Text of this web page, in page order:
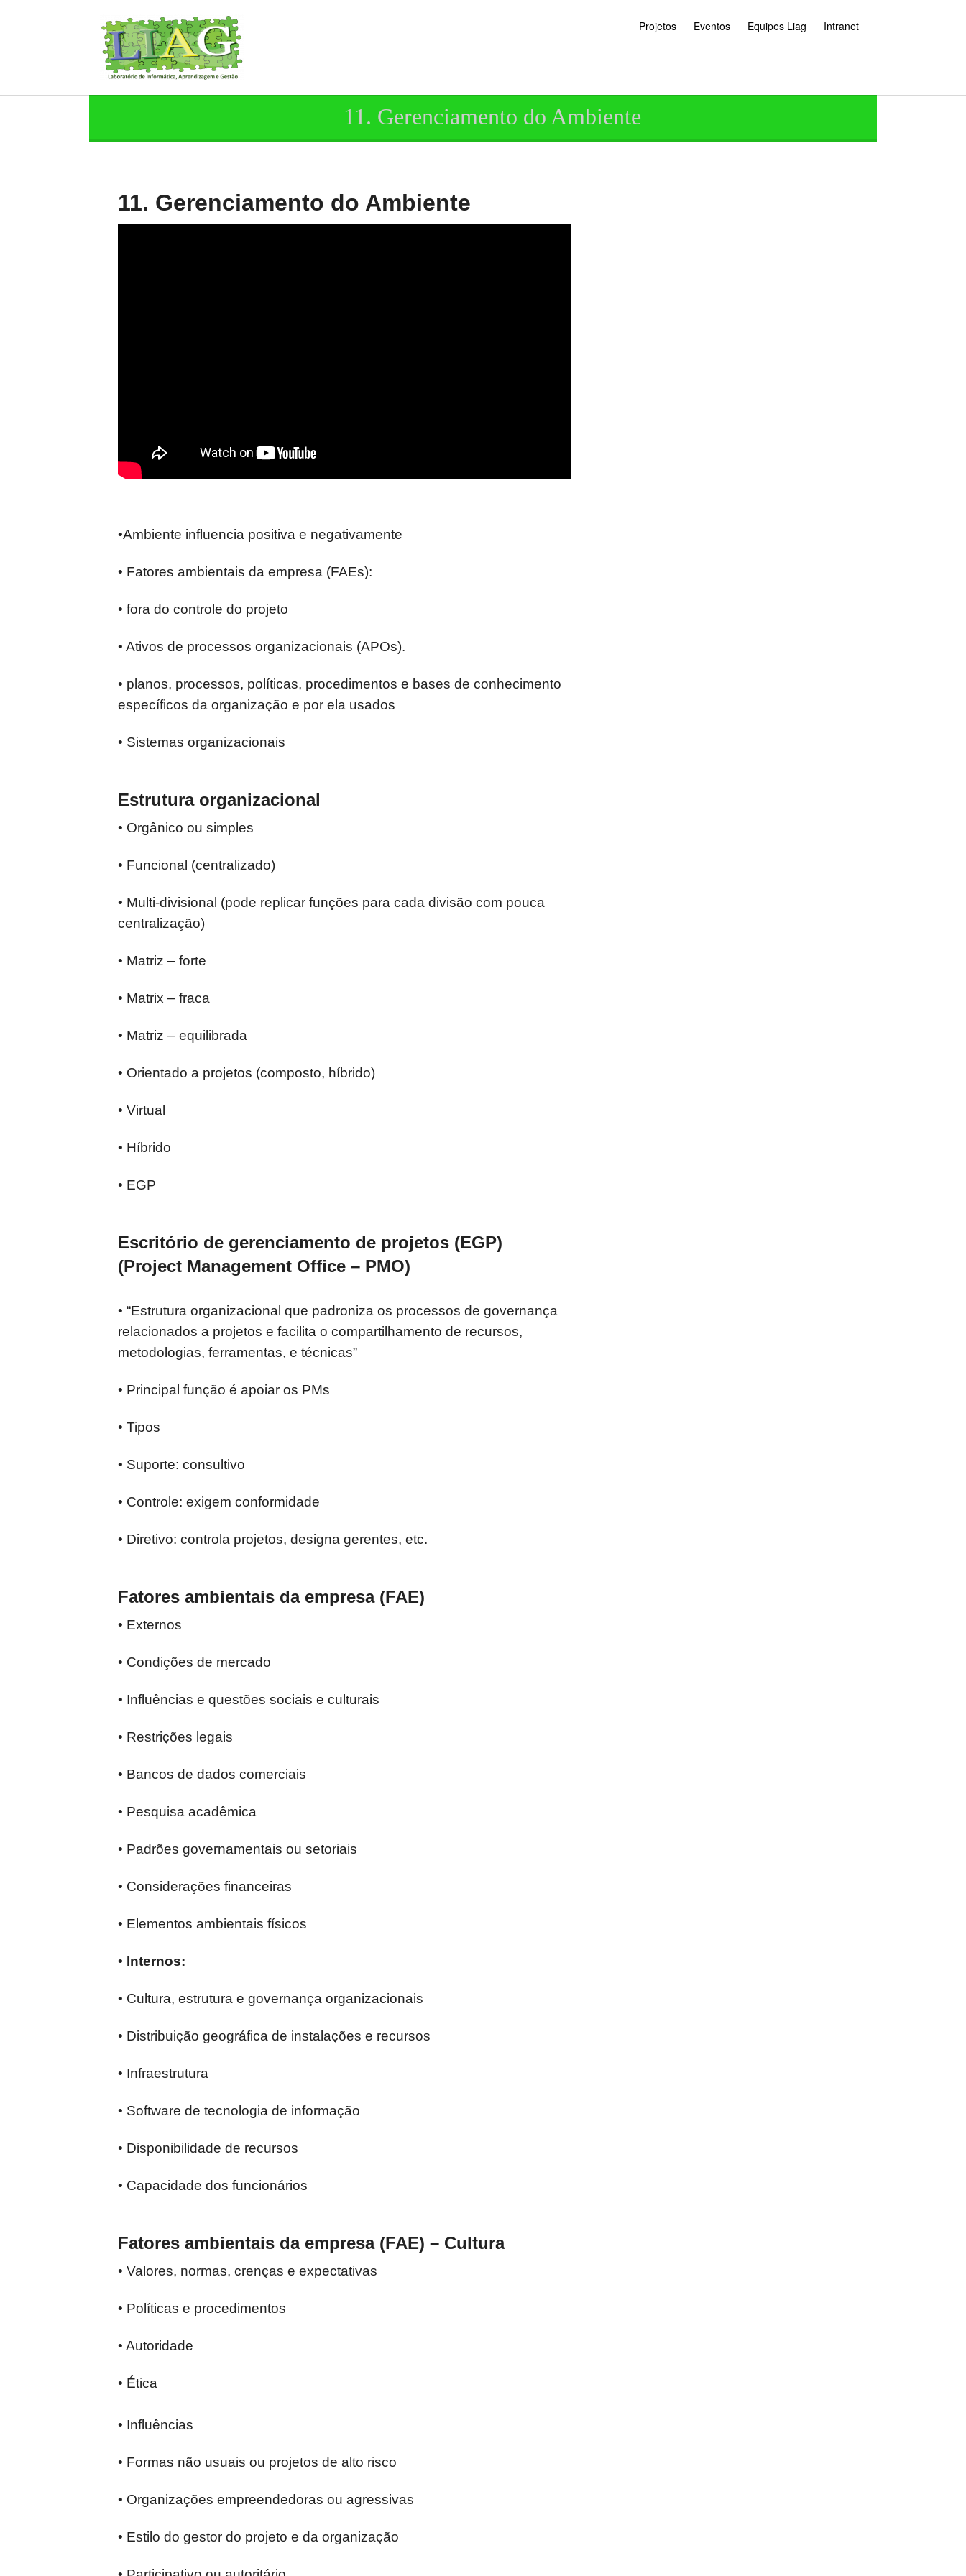
Projetos Eventos Equipes Liag Intranet
11. Gerenciamento do Ambiente
11. Gerenciamento do Ambiente
•Ambiente influencia positiva e negativamente
• Fatores ambientais da empresa (FAEs):
• fora do controle do projeto
• Ativos de processos organizacionais (APOs).
• planos, processos, políticas, procedimentos e bases de conhecimento
específicos da organização e por ela usados
• Sistemas organizacionais
Estrutura organizacional
• Orgânico ou simples
• Funcional (centralizado)
• Multi-divisional (pode replicar funções para cada divisão com pouca
centralização)
• Matriz – forte
• Matrix – fraca
• Matriz – equilibrada
• Orientado a projetos (composto, híbrido)
• Virtual
• Híbrido
• EGP
Escritório de gerenciamento de projetos (EGP)
(Project Management Office – PMO)
• “Estrutura organizacional que padroniza os processos de governança
relacionados a projetos e facilita o compartilhamento de recursos,
metodologias, ferramentas, e técnicas”
• Principal função é apoiar os PMs
• Tipos
• Suporte: consultivo
• Controle: exigem conformidade
• Diretivo: controla projetos, designa gerentes, etc.
Fatores ambientais da empresa (FAE)
• Externos
• Condições de mercado
• Influências e questões sociais e culturais
• Restrições legais
• Bancos de dados comerciais
• Pesquisa acadêmica
• Padrões governamentais ou setoriais
• Considerações financeiras
• Elementos ambientais físicos
• Internos:
• Cultura, estrutura e governança organizacionais
• Distribuição geográfica de instalações e recursos
• Infraestrutura
• Software de tecnologia de informação
• Disponibilidade de recursos
• Capacidade dos funcionários
Fatores ambientais da empresa (FAE) – Cultura
• Valores, normas, crenças e expectativas
• Políticas e procedimentos
• Autoridade
• Ética
• Influências
• Formas não usuais ou projetos de alto risco
• Organizações empreendedoras ou agressivas
• Estilo do gestor do projeto e da organização